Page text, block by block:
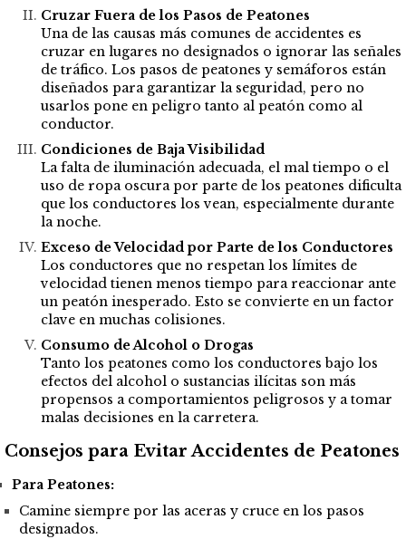
Cruzar Fuera de los Pasos de Peatones
Una de las causas más comunes de accidentes es
cruzar en lugares no designados o ignorar las señales
de tráfico. Los pasos de peatones y semáforos están
diseñados para garantizar la seguridad, pero no
usarlos pone en peligro tanto al peatón como al
conductor.
Condiciones de Baja Visibilidad
La falta de iluminación adecuada, el mal tiempo o el
uso de ropa oscura por parte de los peatones dificulta
que los conductores los vean, especialmente durante
la noche.
Exceso de Velocidad por Parte de los Conductores
Los conductores que no respetan los límites de
velocidad tienen menos tiempo para reaccionar ante
un peatón inesperado. Esto se convierte en un factor
clave en muchas colisiones.
Consumo de Alcohol o Drogas
Tanto los peatones como los conductores bajo los
efectos del alcohol o sustancias ilícitas son más
propensos a comportamientos peligrosos y a tomar
malas decisiones en la carretera.
Consejos para Evitar Accidentes de Peatones
Para Peatones:
Camine siempre por las aceras y cruce en los pasos
designados.